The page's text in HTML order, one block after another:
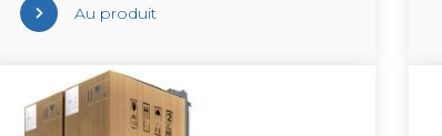
Au pro­duit